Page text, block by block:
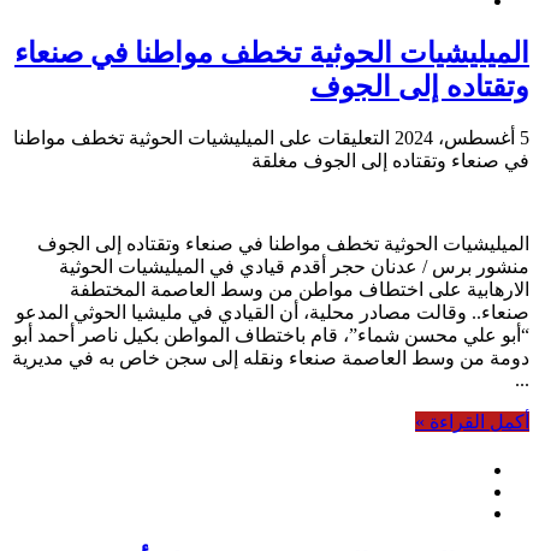
الميليشيات الحوثية تخطف مواطنا في صنعاء
وتقتاده إلى الجوف
5 أغسطس، 2024 التعليقات على الميليشيات الحوثية تخطف مواطنا
في صنعاء وتقتاده إلى الجوف مغلقة
الميليشيات الحوثية تخطف مواطنا في صنعاء وتقتاده إلى الجوف
منشور برس / عدنان حجر أقدم قيادي في الميليشيات الحوثية
الارهابية على اختطاف مواطن من وسط العاصمة المختطفة
صنعاء.. وقالت مصادر محلية، أن القيادي في مليشيا الحوثي المدعو
“أبو علي محسن شماء”، قام باختطاف المواطن بكيل ناصر أحمد أبو
دومة من وسط العاصمة صنعاء ونقله إلى سجن خاص به في مديرية
...
أكمل القراءة »